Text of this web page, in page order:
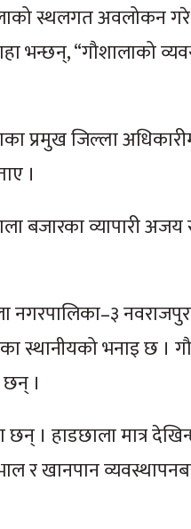
स्थलगत अवलोकन
भन्छन्, “गौशालाको
प्रमुख जिल्ला
।
बजारका व्यापारी
नगरपालिका–३
स्थानीयको भनाइ छ ।
।
। हाडछाला मात्र
खानपान व्यवस्थापनबारे